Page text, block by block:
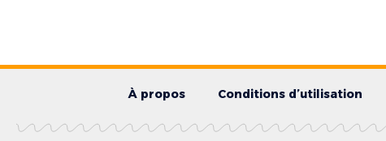
À propos Conditions d’utilisation